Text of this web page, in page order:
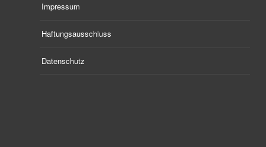
Impressum
Haftungsausschluss
Datenschutz